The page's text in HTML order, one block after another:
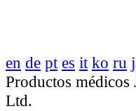
en de pt es it ko ru
Productos
Ltd.